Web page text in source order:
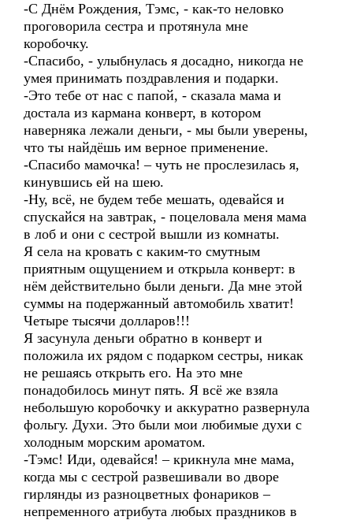
-С Днём Рождения, Тэмс, - как-то неловко
проговорила сестра и протянула мне
коробочку.
-Спасибо, - улыбнулась я досадно, никогда не
умея принимать поздравления и подарки.
-Это тебе от нас с папой, - сказала мама и
достала из кармана конверт, в котором
наверняка лежали деньги, - мы были уверены,
что ты найдёшь им верное применение.
-Спасибо мамочка! – чуть не прослезилась я,
кинувшись ей на шею.
-Ну, всё, не будем тебе мешать, одевайся и
спускайся на завтрак, - поцеловала меня мама
в лоб и они с сестрой вышли из комнаты.
Я села на кровать с каким-то смутным
приятным ощущением и открыла конверт: в
нём действительно были деньги. Да мне этой
суммы на подержанный автомобиль хватит!
Четыре тысячи долларов!!!
Я засунула деньги обратно в конверт и
положила их рядом с подарком сестры, никак
не решаясь открыть его. На это мне
понадобилось минут пять. Я всё же взяла
небольшую коробочку и аккуратно развернула
фольгу. Духи. Это были мои любимые духи с
холодным морским ароматом.
-Тэмс! Иди, одевайся! – крикнула мне мама,
когда мы с сестрой развешивали во дворе
гирлянды из разноцветных фонариков –
непременного атрибута любых праздников в